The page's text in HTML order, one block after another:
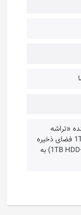
«تراشه
افزار تات» سفارشی سازی شده و 1TB فضای ذخیره
سازی HDD (مجموعاً 1TB HDD+256GB SSD) به